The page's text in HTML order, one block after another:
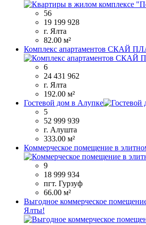
56
19 199 928
г. Ялта
82.00 м²
Комплекс апартаментов СКАЙ
6
24 431 962
г. Ялта
192.00 м²
Гостевой дом в Алупке
5
52 999 939
г. Алушта
333.00 м²
Коммерческое помещение в
9
18 999 934
пгт. Гурзуф
66.00 м²
Выгодное коммерческое
Ялты!